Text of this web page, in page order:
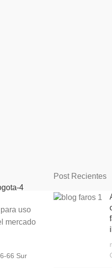
uso
mercado
66 Sur
Post Recientes